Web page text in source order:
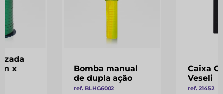
x
Bomba manual
de dupla ação
ref. BLHG6002
Caixa
Veseli
ref. 21452